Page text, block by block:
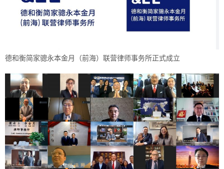
德和衡简家骢永本金月（前海）联营律师事务所正式成立